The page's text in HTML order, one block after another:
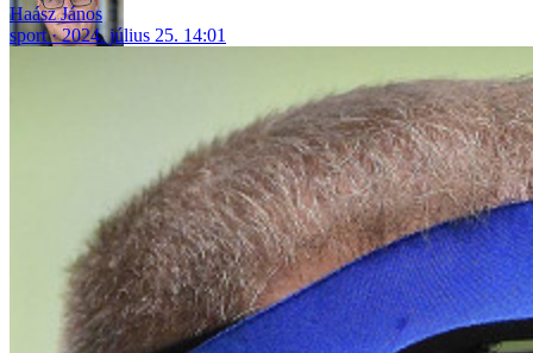
Haász János
sport
2024. július 25. 14:01